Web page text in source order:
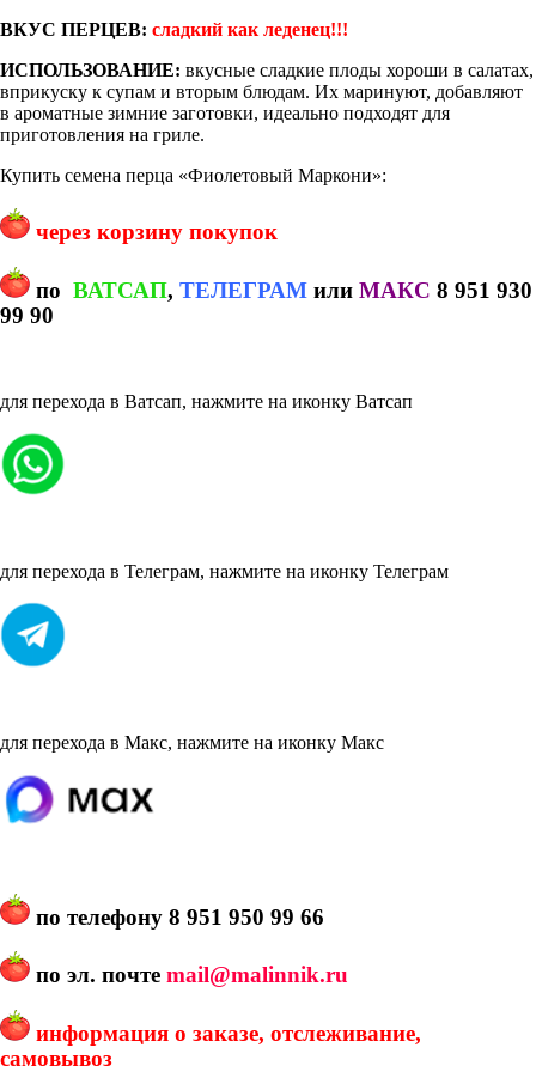
ВКУС ПЕРЦЕВ: сладкий как леденец!!!
ИСПОЛЬЗОВАНИЕ: вкусные сладкие плоды хороши в салатах,
вприкуску к супам и вторым блюдам. Их маринуют, добавляют
в ароматные зимние заготовки, идеально подходят для
приготовления на гриле.
Купить семена перца «Фиолетовый Маркони»:
через корзину покупок
по ВАТСАП, ТЕЛЕГРАМ или МАКС 8 951 930
99 90
для перехода в Ватсап, нажмите на иконку Ватсап
для перехода в Телеграм, нажмите на иконку Телеграм
для перехода в Макс, нажмите на иконку Макс
по телефону 8 951 950 99 66
по эл. почте mail@malinnik.ru
информация о заказе, отслеживание,
самовывоз